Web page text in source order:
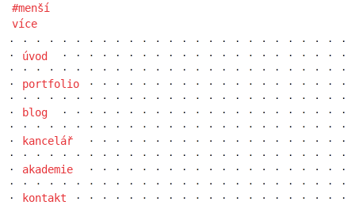
menší
více
úvod
portfolio
blog
kancelář
akademie
kontakt